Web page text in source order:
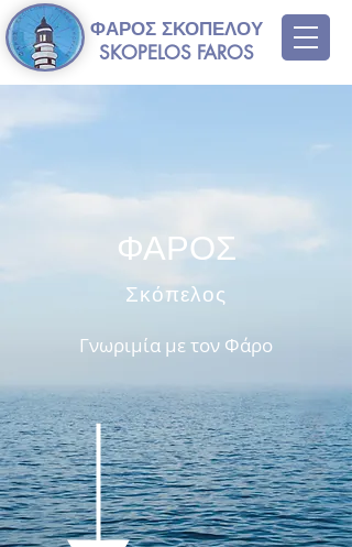
ΦΑΡΟΣ ΣΚΟΠΕΛΟΥ
SKOPELOS FAROS
ΦΑΡΟΣ
Σκόπελος
Γνωριμία με τον Φάρο